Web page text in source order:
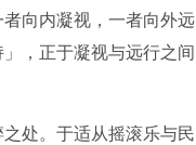
向内凝视，一者向外远
，正于凝视与远行之间
处。于适从摇滚乐与民